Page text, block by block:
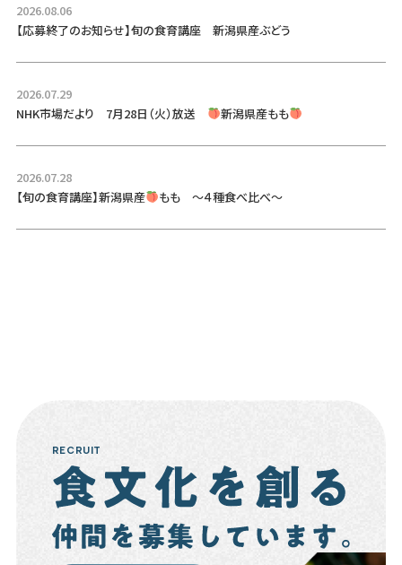
2026.08.06
【応募終了のお知らせ】旬の食育講座 新潟県産ぶどう
2026.07.29
NHK市場だより 7月28日（火）放送
新潟県産もも
2026.07.28
【旬の食育講座】新潟県産
もも ～４種食べ比べ～
RECRUIT